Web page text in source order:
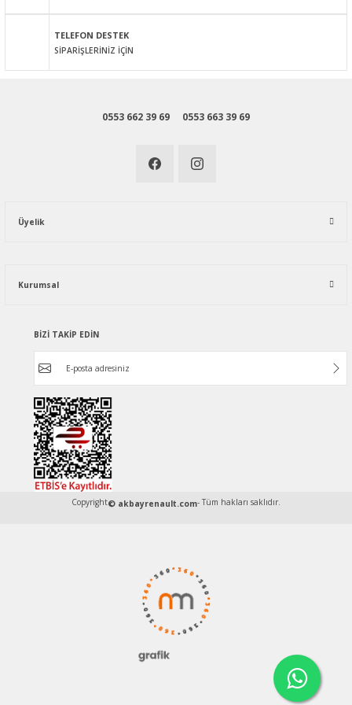
TELEFON DESTEK
SİPARİŞLERİNİZ İÇİN
0553 662 39 69 0553 663 39 69
Üyelik
Kurumsal
BİZİ TAKİP EDİN
Copyright© akbayrenault.com- Tüm hakları saklıdır.